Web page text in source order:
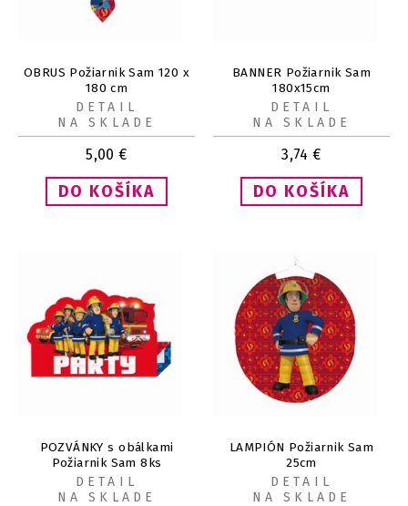
OBRUS Požiarnik Sam 120 x
180 cm
5,00 €
DETAIL
NA SKLADE
BANNER Požiarnik Sam
180x15cm
3,74 €
DETAIL
NA SKLADE
POZVÁNKY s obálkami
Požiarnik Sam 8ks
DETAIL
NA SKLADE
LAMPIÓN Požiarnik Sam
25cm
DETAIL
NA SKLADE